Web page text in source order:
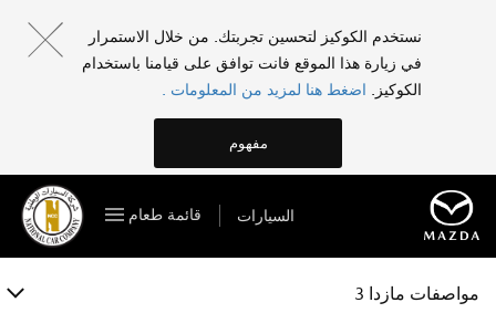
نستخدم الكوكيز لتحسين تجربتك. من خلال الاستمرار
في زيارة هذا الموقع فانت توافق على قيامنا باستخدام
الكوكيز.
اضغط هنا لمزيد من المعلومات .
مفهوم
السيارات قائمة طعام
مواصفات مازدا 3
الفئات والمواصفات
الخصائص
المعرض
الملحقات